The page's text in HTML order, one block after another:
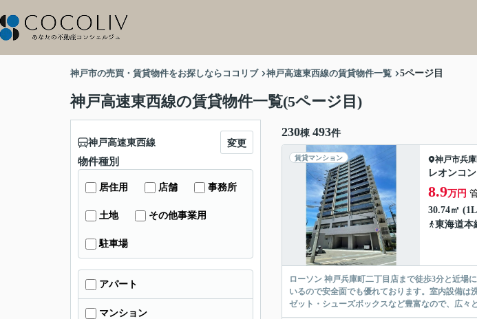
神戸市の売買・賃貸物件をお探しならココリブ 神戸高速東西線の賃貸物件一覧 5ページ目
神戸高速東西線の賃貸物件一覧(5ページ目)
230棟 493件
賃貸マンション 神戸市兵
レオンコ
8.9万円
30.74㎡
東海道本
ローソン 神戸兵庫町二丁目店まで徒歩3分と近場
いるので安全面でも優れております。室内設備は
ゼット・シューズボックスなど豊富なので、広々
神戸高速東西線 変更
物件種別
居住用 店舗 事務所
土地 その他事業用
駐車場
アパート
マンション